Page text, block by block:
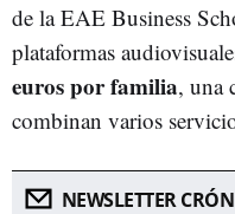
de la EAE Business
plataformas
euros por familia, una
combinan varios
NEWSLETTER